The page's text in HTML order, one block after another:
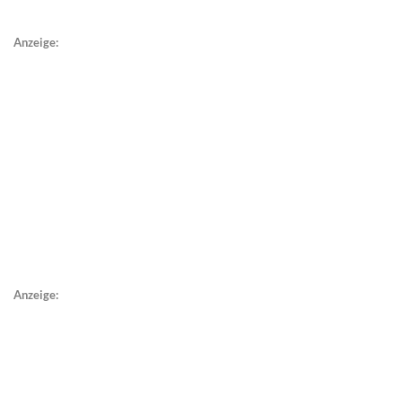
Anzeige:
Anzeige: